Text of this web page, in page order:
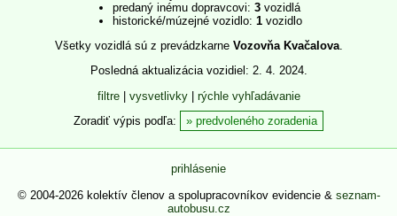
predaný inému dopravcovi: 3 vozidlá
historické/múzejné vozidlo: 1 vozidlo
Všetky vozidlá sú z prevádzkarne Vozovňa Kvačalova.
Posledná aktualizácia vozidiel: 2. 4. 2024.
filtre| vysvetlivky| rýchle vyhľadávanie
Zoradiť výpis podľa:
predvoleného zoradenia
prihlásenie
© 2004-2026 kolektív členov a spolupracovníkov evidencie & seznam-
autobusu.cz